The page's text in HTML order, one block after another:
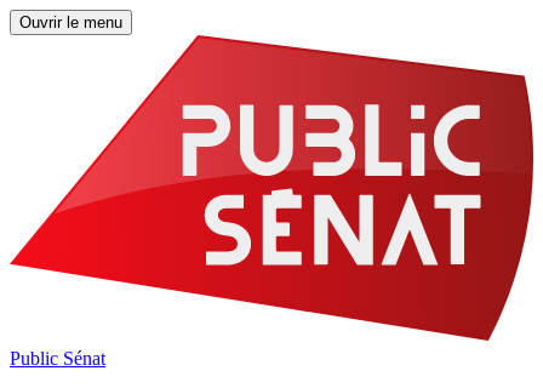
Ouvrir le menu
Public Sénat